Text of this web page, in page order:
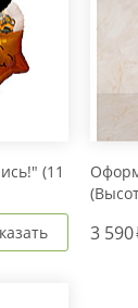
(11
3 590